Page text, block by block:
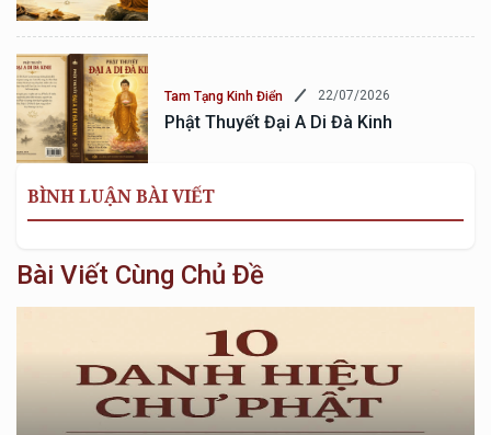
Tam Tạng Kinh Điển 22/07/2026
Phật Thuyết Đại A Di Đà Kinh
BÌNH LUẬN BÀI VIẾT
Bài Viết Cùng Chủ Đề